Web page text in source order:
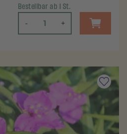
Bestellbar ab 1 St.
- +